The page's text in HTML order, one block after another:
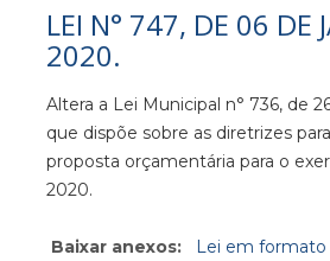
LEI N° 747, DE 06 DE
2020.
Altera a Lei Municipal n° 736, de
que dispõe sobre as diretrizes
proposta orçamentária para o
2020.
Baixar anexos: Lei em formato